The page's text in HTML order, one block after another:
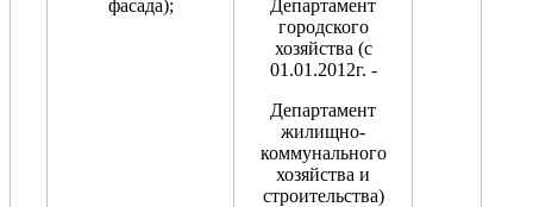
фасада);
Департамент
городского
хозяйства (с
01.01.2012г. -
Департамент
жилищно-
коммунального
хозяйства и
строительства)